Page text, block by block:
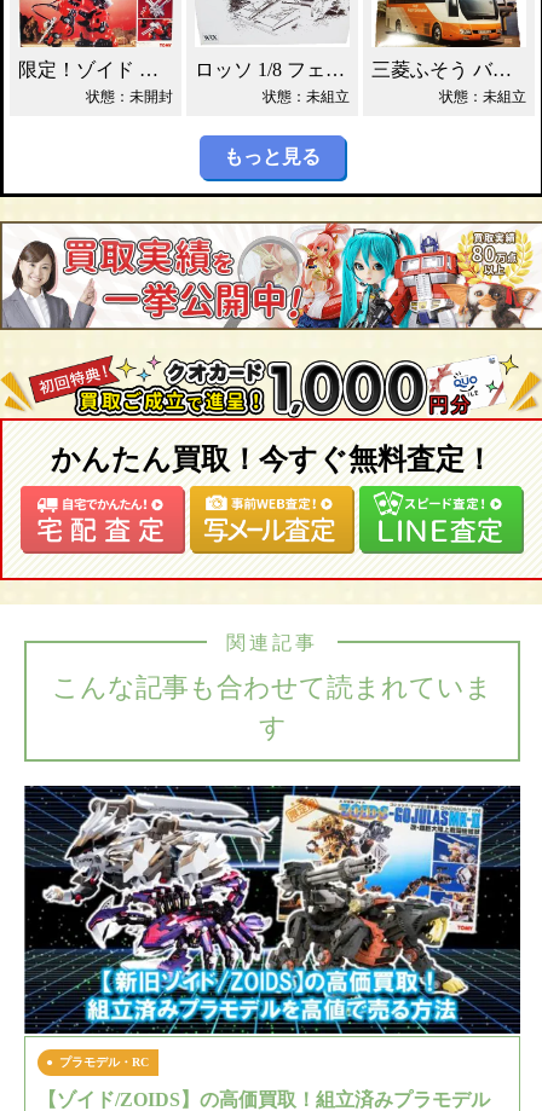
限定！ゾイド アイアンコング・マークⅡ買取！
状態：未開封
ロッソ 1/8 フェラーリ643 WRX買取！
状態：未組立
三菱ふそう バス エアロクィーン買取！
状態：未組立
もっと見る
かんたん買取！今すぐ無料査定！
こんな記事も合わせて読まれていま
す
関連記事
プラモデル・RC
【ゾイド/ZOIDS】の高価買取！組立済みプラモデル